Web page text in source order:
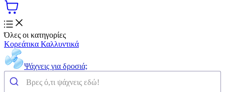
Όλες οι κατηγορίες
Κορεάτικα Καλλυντικά
Ψάχνεις για δροσιά;